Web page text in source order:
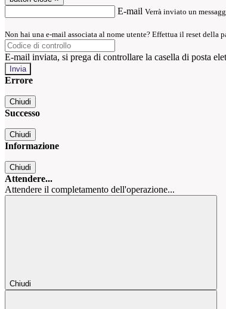
E-mail Verrà inviato un
Non hai una e-mail associata al nome utente? Effettua il reset della
E-mail inviata, si prega di controllare la casella di posta
Errore
Chiudi
Successo
Chiudi
Informazione
Chiudi
Attendere...
Attendere il completamento dell'operazione...
Chiudi